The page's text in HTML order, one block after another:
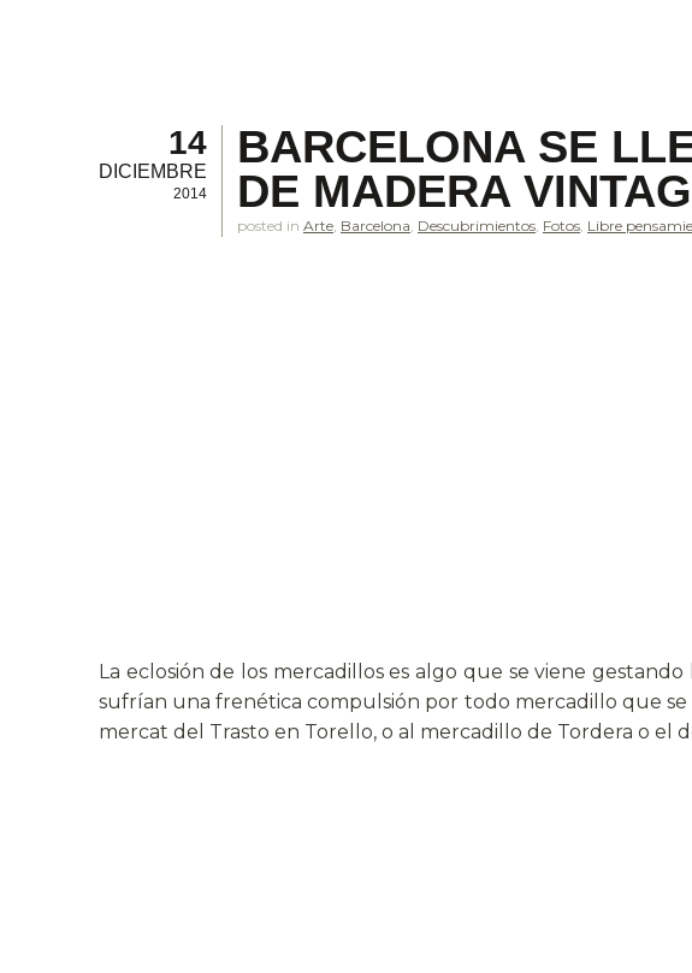
14
DICIEMBRE
2014
BARCELONA SE
DE MADERA
posted in Arte, Barcelona, Descubrimientos, Fotos, Libre
La eclosión de los mercadillos es algo que se viene
sufrían una frenética compulsión por todo mercadillo que se
mercat del Trasto en Torello, o al mercadillo de Tordera o el